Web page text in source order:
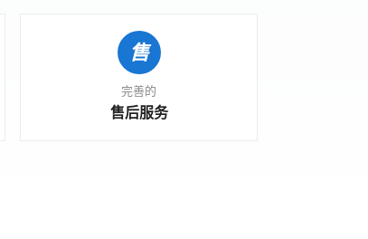
完善的
售后服务